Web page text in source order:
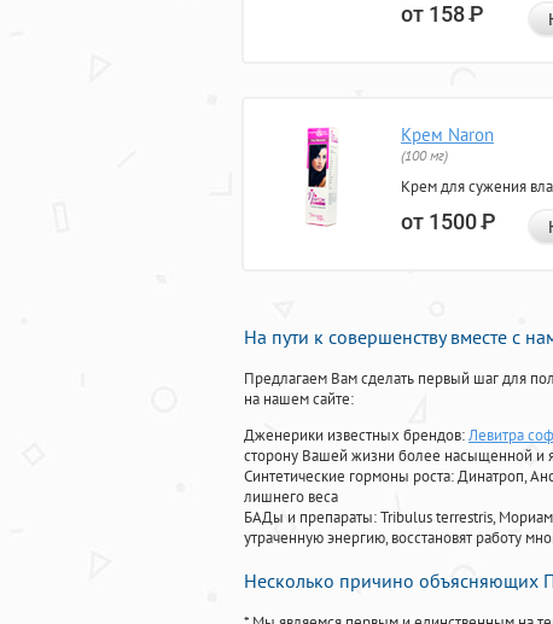
от 158Р
Крем Naron
(100 мг)
Крем для сужения
от 1500Р
На пути к совершенству вместе с
Предлагаем Вам сделать первый шаг для
на нашем сайте:
Дженерики известных брендов:Левитра
сторону Вашей жизни более насыщенной и
Синтетические гормоны роста: Динатроп,
лишнего веса
БАДы и препараты:Tribulus terrestris,
утраченную энергию, восстановят работу
Несколько причино объясняющих